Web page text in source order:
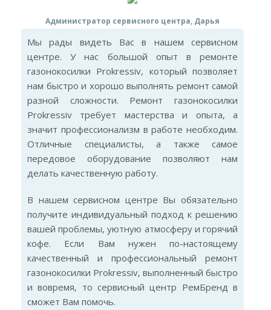
Администратор сервисного центра, Дарья
Мы рады видеть Вас в нашем сервисном
центре. У нас большой опыт в ремонте
газонокосилки Prokressiv, который позволяет
нам быстро и хорошо выполнять ремонт самой
разной сложности. Ремонт газонокосилки
Prokressiv требует мастерства и опыта, а
значит профессионализм в работе необходим.
Отличные специалисты, а также самое
передовое оборудование позволяют нам
делать качественную работу.
В нашем сервисном центре Вы обязательно
получите индивидуальный подход к решению
вашей проблемы, уютную атмосферу и горячий
кофе. Если Вам нужен по-настоящему
качественный и профессиональный ремонт
газонокосилки Prokressiv, выполненный быстро
и вовремя, то сервисный центр РемБренд в
сможет Вам помочь.